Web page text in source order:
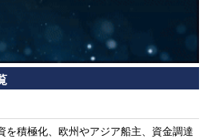
を積極化、欧州やアジア船主、資金調達